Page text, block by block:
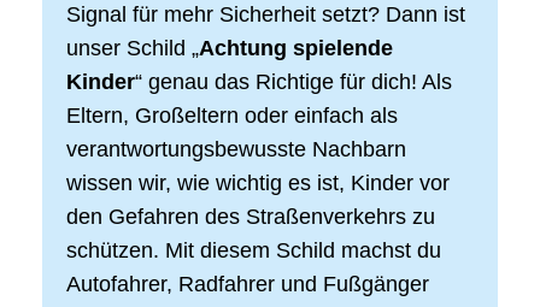
Signal für mehr Sicherheit setzt? Dann ist
unser Schild „Achtung spielende
Kinder“ genau das Richtige für dich! Als
Eltern, Großeltern oder einfach als
verantwortungsbewusste Nachbarn
wissen wir, wie wichtig es ist, Kinder vor
den Gefahren des Straßenverkehrs zu
schützen. Mit diesem Schild machst du
Autofahrer, Radfahrer und Fußgänger